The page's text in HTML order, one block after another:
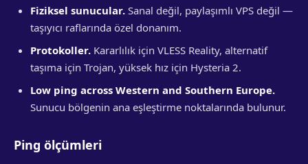
Fiziksel sunucular. Sanal değil, paylaşımlı VPS değil —
taşıyıcı raflarında özel donanım.
Protokoller. Kararlılık için VLESS Reality, alternatif
taşıma için Trojan, yüksek hız için Hysteria 2.
Low ping across Western and Southern Europe.
Sunucu bölgenin ana eşleştirme noktalarında bulunur.
Ping ölçümleri